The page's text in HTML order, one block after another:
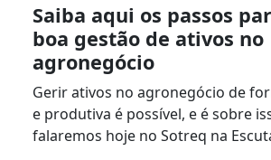
Saiba aqui os passos
boa gestão de ativos no
agronegócio
Gerir ativos no agronegócio de
e produtiva é possível, e é sobre
falaremos hoje no Sotreq na